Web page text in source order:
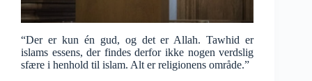
“Der er kun én gud, og det er Allah. Tawhid er
islams essens, der findes derfor ikke nogen verdslig
sfære i henhold til islam. Alt er religionens område.”